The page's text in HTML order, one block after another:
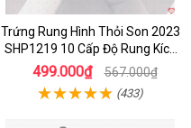
Trứng Rung Hình Thỏi Son 2023
SHP1219 10 Cấp Độ Rung Kích
Thích
499.000₫ 567.000₫
(433)